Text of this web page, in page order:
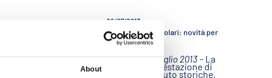
About
Nuvolari ha
presentazione
29/07/2013
Gran Premio Nuvolari: novità per
l’edizione 2013
Mantova, 29 luglio 2013 - La
celebre manifestazione di
regolarità di auto storiche,